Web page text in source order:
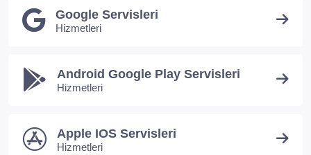
Google Servisleri
Hizmetleri
Android Google Play Servisleri
Hizmetleri
Apple IOS Servisleri
Hizmetleri